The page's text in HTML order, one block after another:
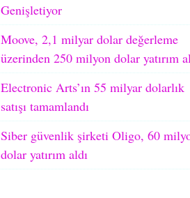
Genişletiyor
Moove, 2,1 milyar dolar değerleme
üzerinden 250 milyon dolar yatırım
Electronic Arts’ın 55 milyar dolarlık
satışı tamamlandı
Siber güvenlik şirketi Oligo, 60
dolar yatırım aldı